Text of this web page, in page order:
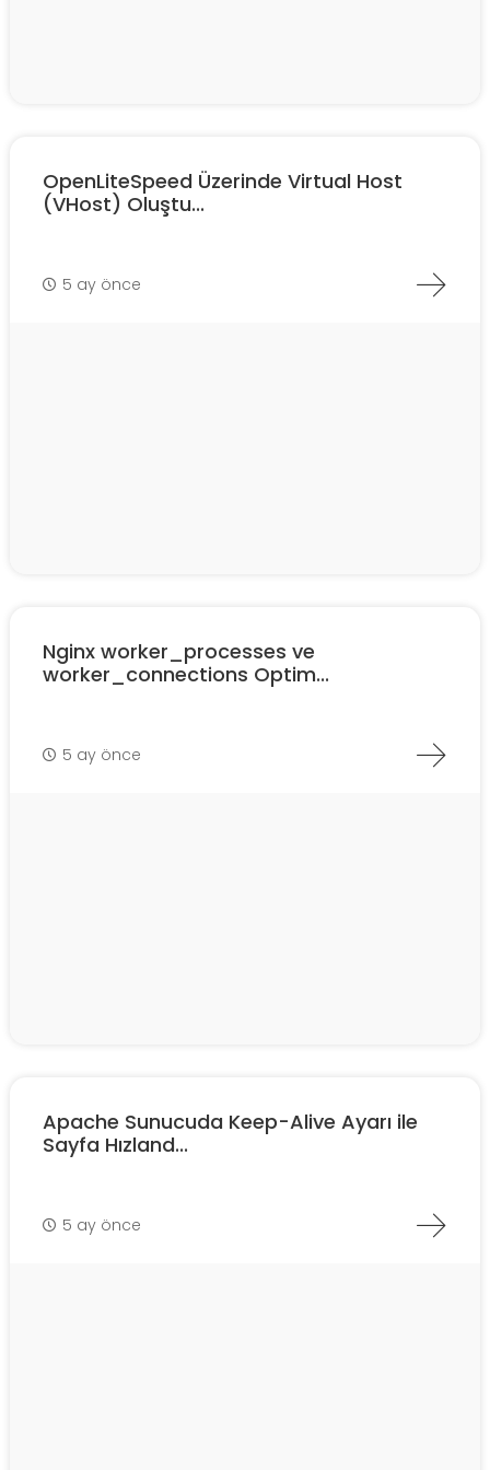
OpenLiteSpeed Üzerinde Virtual Host
(VHost) Oluştu...
5 ay önce
Nginx worker_processes ve
worker_connections Optim...
5 ay önce
Apache Sunucuda Keep-Alive Ayarı ile
Sayfa Hızland...
5 ay önce